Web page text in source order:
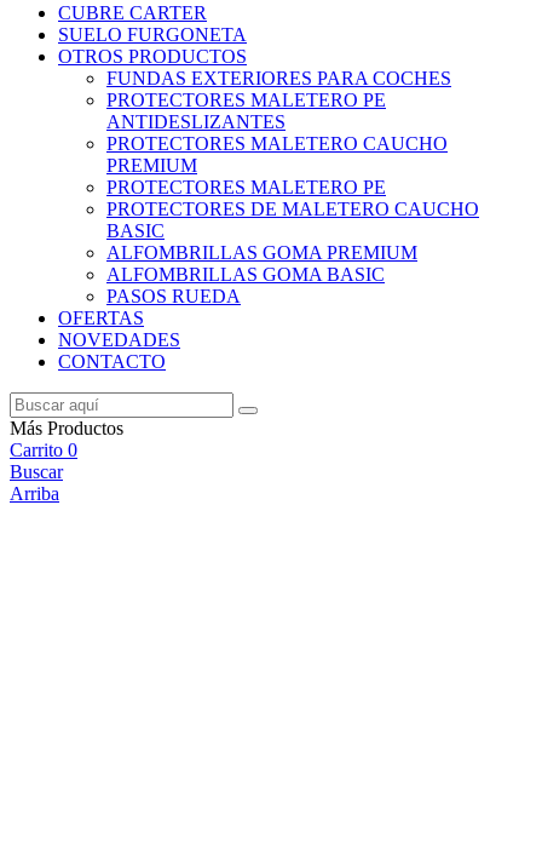
CUBRE CARTER
SUELO FURGONETA
OTROS PRODUCTOS
FUNDAS EXTERIORES PARA COCHES
PROTECTORES MALETERO PE
ANTIDESLIZANTES
PROTECTORES MALETERO CAUCHO
PREMIUM
PROTECTORES MALETERO PE
PROTECTORES DE MALETERO CAUCHO
BASIC
ALFOMBRILLAS GOMA PREMIUM
ALFOMBRILLAS GOMA BASIC
PASOS RUEDA
OFERTAS
NOVEDADES
CONTACTO
Más Productos
Carrito 0
Buscar
Arriba